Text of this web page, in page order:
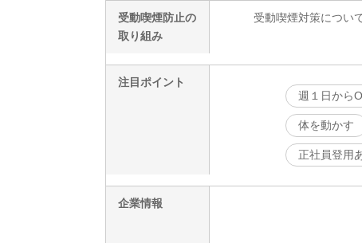
受動喫煙防止の
取り組み
受動喫煙対策につい
注目ポイント
週１日から
体を動かす
正社員登用
企業情報